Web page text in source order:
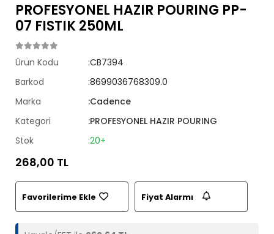
PROFESYONEL HAZIR POURING PP-
07 FISTIK 250ML
Ürün Kodu
:CB7394
Barkod
:8699036768309.0
Marka
:Cadence
Kategori
:PROFESYONEL HAZIR POURING
Stok
:20+
268,00 TL
Favorilerime Ekle Fiyat Alarmı